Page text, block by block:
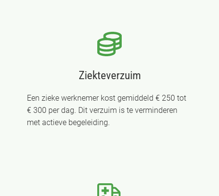
Ziekteverzuim
Een zieke werknemer kost gemiddeld € 250 tot
€ 300 per dag. Dit verzuim is te verminderen
met actieve begeleiding.